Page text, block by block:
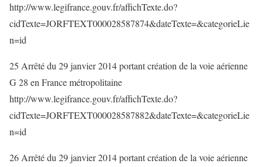
http://www.legifrance.gouv.fr/affichTexte.do?
cidTexte=JORFTEXT000028587874&dateTexte=&categorieLie
n=id
25 Arrêté du 29 janvier 2014 portant création de la voie aérienne
G 28 en France métropolitaine
http://www.legifrance.gouv.fr/affichTexte.do?
cidTexte=JORFTEXT000028587882&dateTexte=&categorieLie
n=id
26 Arrêté du 29 janvier 2014 portant création de la voie aérienne